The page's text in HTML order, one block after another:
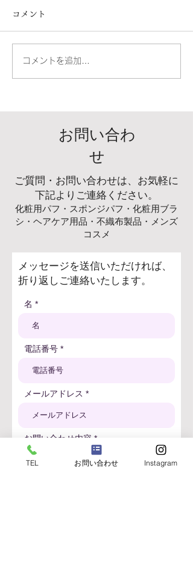
コメント
コメントを追加…
お問い合わ
せ
ご質問・お問い合わせは、お気軽に
下記よりご連絡ください。
化粧用パフ・スポンジパフ・化粧用ブラ
シ ・ヘアケア用品・不織布製品・メンズ
コスメ
メッセージを送信いただければ、
折り返しご連絡いたします。
名
電話番号
メールアドレス
お問い合わせ内容
TEL お問い合わせ Instagram